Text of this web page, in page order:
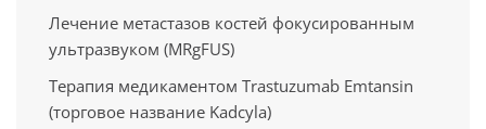
Лечение метастазов костей фокусированным
ультразвуком (MRgFUS)
Терапия медикаментом Trastuzumab Emtansin
(торговое название Kadcyla)